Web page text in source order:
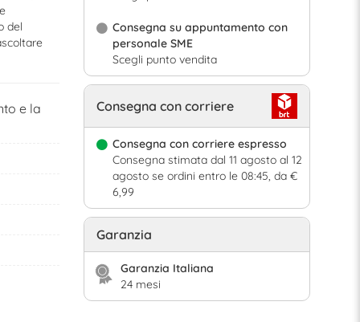
del
e la
Consegna su appuntamento con
personale SME
Scegli punto vendita
Consegna con corriere
Consegna con corriere espresso
Consegna stimata dal 11 agosto al 12
agosto se ordini entro le 08:45, da €
6,99
Garanzia
Garanzia Italiana
24 mesi